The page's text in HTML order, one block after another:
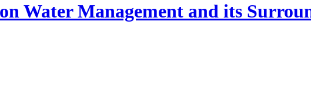
Water Management and its